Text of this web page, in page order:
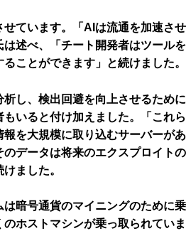
せています。「AIは流通を加速させ
述べ、「チート開発者はツールを
ことができます」と続けました。
し、検出回避を向上させるために
いると付け加えました。「これら
を大規模に取り込むサーバーがあ
のデータは将来のエクスプロイトの
ました。
は暗号通貨のマイニングのために乗
ホストマシンが乗っ取られていま